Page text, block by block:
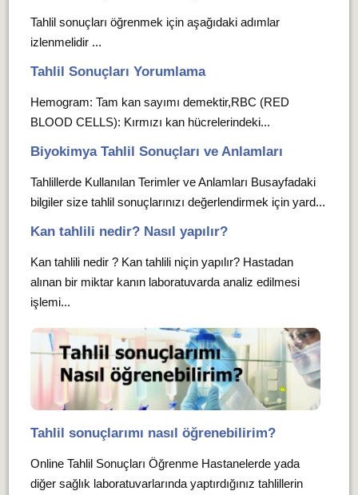
Tahlil sonuçları öğrenmek için aşağıdaki adımlar
izlenmelidir ...
Tahlil Sonuçları Yorumlama
Hemogram: Tam kan sayımı demektir,RBC (RED
BLOOD CELLS): Kırmızı kan hücrelerindeki...
Biyokimya Tahlil Sonuçları ve Anlamları
Tahlillerde Kullanılan Terimler ve Anlamları Busayfadaki
bilgiler size tahlil sonuçlarınızı değerlendirmek için yard...
Kan tahlili nedir? Nasıl yapılır?
Kan tahlili nedir ? Kan tahlili niçin yapılır? Hastadan
alınan bir miktar kanın laboratuvarda analiz edilmesi
işlemi...
Tahlil sonuçlarımı nasıl öğrenebilirim?
Online Tahlil Sonuçları Öğrenme Hastanelerde yada
diğer sağlık laboratuvarlarında yaptırdığınız tahlillerin